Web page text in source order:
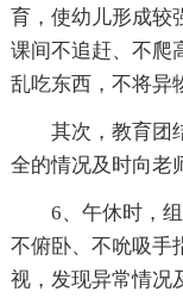
育，使幼儿形成较
课间不追赶、不爬
乱吃东西，不将异
其次，教育团
全的情况及时向老
6、午休时，
不俯卧、不吮吸手
视，发现异常情况